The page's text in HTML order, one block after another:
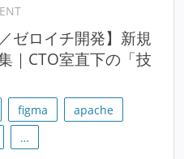
ゼロイチ開発】新規
｜CTO室直下の「技
figma
apache
…